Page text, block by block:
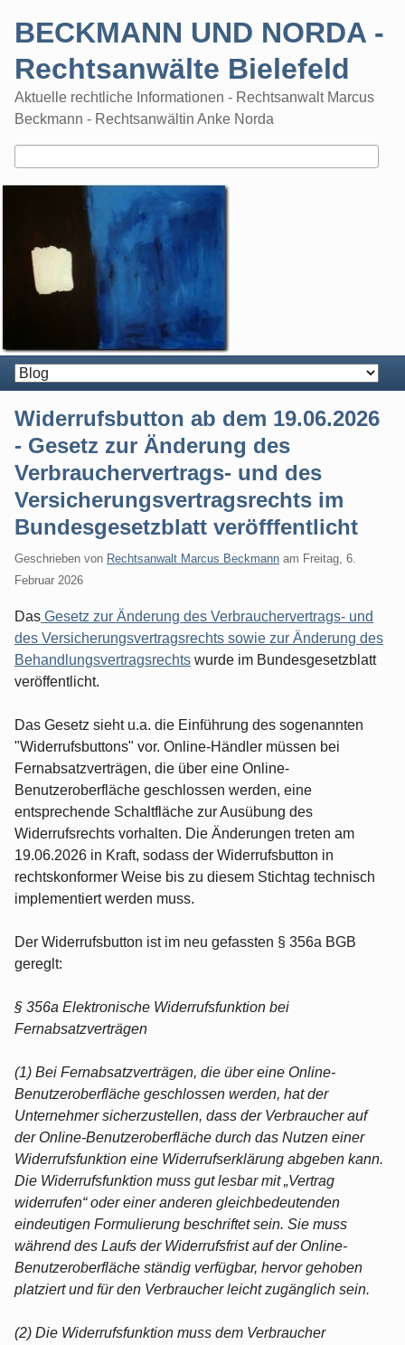
BECKMANN UND NORDA -
Rechtsanwälte Bielefeld
Aktuelle rechtliche Informationen - Rechtsanwalt Marcus
Beckmann - Rechtsanwältin Anke Norda
Widerrufsbutton ab dem 19.06.2026
- Gesetz zur Änderung des
Verbrauchervertrags- und des
Versicherungsvertragsrechts im
Bundesgesetzblatt veröfffentlicht
Geschrieben von Rechtsanwalt Marcus Beckmann am Freitag, 6.
Februar 2026
Das Gesetz zur Änderung des Verbrauchervertrags- und
des Versicherungsvertragsrechts sowie zur Änderung des
Behandlungsvertragsrechts wurde im Bundesgesetzblatt
veröffentlicht.
Das Gesetz sieht u.a. die Einführung des sogenannten
"Widerrufsbuttons" vor. Online-Händler müssen bei
Fernabsatzverträgen, die über eine Online-
Benutzeroberfläche geschlossen werden, eine
entsprechende Schaltfläche zur Ausübung des
Widerrufsrechts vorhalten. Die Änderungen treten am
19.06.2026 in Kraft, sodass der Widerrufsbutton in
rechtskonformer Weise bis zu diesem Stichtag technisch
implementiert werden muss.
Der Widerrufsbutton ist im neu gefassten § 356a BGB
gereglt:
§ 356a Elektronische Widerrufsfunktion bei
Fernabsatzverträgen
(1) Bei Fernabsatzverträgen, die über eine Online-
Benutzeroberfläche geschlossen werden, hat der
Unternehmer sicherzustellen, dass der Verbraucher auf
der Online-Benutzeroberfläche durch das Nutzen einer
Widerrufsfunktion eine Widerrufserklärung abgeben kann.
Die Widerrufsfunktion muss gut lesbar mit „Vertrag
widerrufen“ oder einer anderen gleichbedeutenden
eindeutigen Formulierung beschriftet sein. Sie muss
während des Laufs der Widerrufsfrist auf der Online-
Benutzeroberfläche ständig verfügbar, hervor gehoben
platziert und für den Verbraucher leicht zugänglich sein.
(2) Die Widerrufsfunktion muss dem Verbraucher